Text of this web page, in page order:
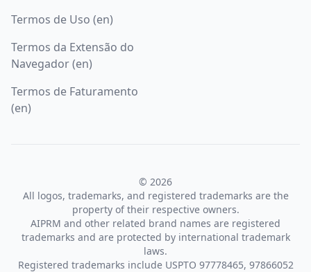
Termos de Uso (en)
Termos da Extensão do
Navegador (en)
Termos de Faturamento
(en)
© 2026
All logos, trademarks, and registered trademarks are the
property of their respective owners.
AIPRM and other related brand names are registered
trademarks and are protected by international trademark
laws.
Registered trademarks include USPTO 97778465, 97866052